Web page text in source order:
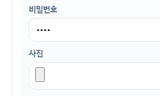
비밀번호
사진